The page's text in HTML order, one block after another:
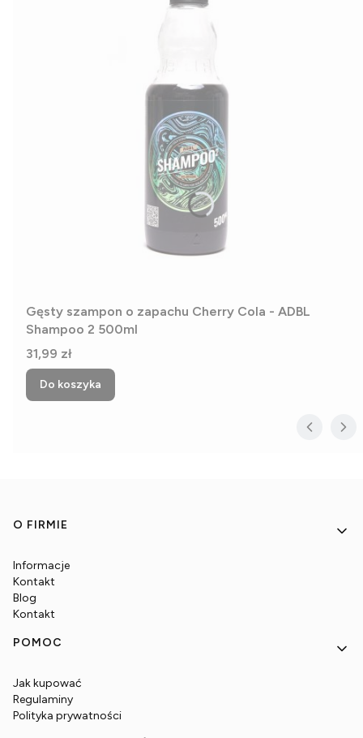
Gęsty szampon o zapachu Cherry Cola - ADBL
Shampoo 2 500ml
Cena
31,99 zł
Do koszyka
Linki w stopce
O FIRMIE
Informacje
Kontakt
Blog
Kontakt
POMOC
Jak kupować
Regulaminy
Polityka prywatności